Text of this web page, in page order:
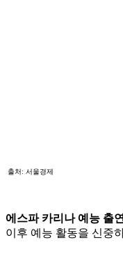
출처: 서울경제
에스파 카리나 예능 출
이후 예능 활동을 신중